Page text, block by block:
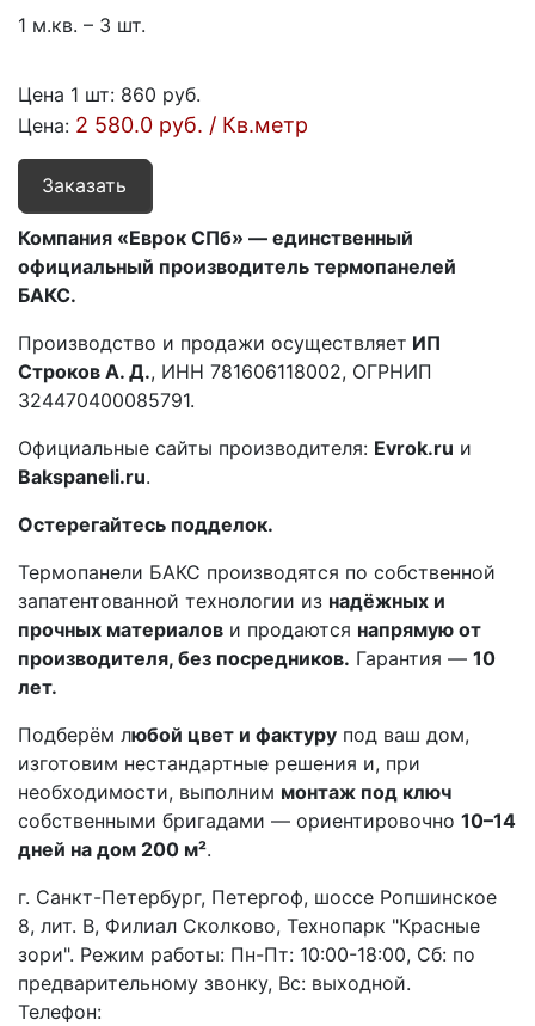
1 м.кв. – 3 шт.
Цена 1 шт: 860 руб.
Цена: 2 580.0 руб. / Кв.метр
Заказать
Компания «Еврок СПб» — единственный
официальный производитель термопанелей
БАКС.
Производство и продажи осуществляет ИП
Строков А. Д., ИНН 781606118002, ОГРНИП
324470400085791.
Официальные сайты производителя: Evrok.ru и
Bakspaneli.ru.
Остерегайтесь подделок.
Термопанели БАКС производятся по собственной
запатентованной технологии из надёжных и
прочных материалов и продаются напрямую от
производителя, без посредников. Гарантия — 10
лет.
Подберём любой цвет и фактуру под ваш дом,
изготовим нестандартные решения и, при
необходимости, выполним монтаж под ключ
собственными бригадами — ориентировочно 10–14
дней на дом 200 м².
г. Санкт-Петербург, Петергоф, шоссе Ропшинское
8, лит. В, Филиал Сколково, Технопарк "Красные
зори". Режим работы: Пн-Пт: 10:00-18:00, Сб: по
предварительному звонку, Вс: выходной.
Телефон: